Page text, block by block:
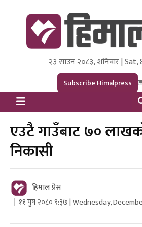
Himal Press
Dot NewsyNepal Media and
२३ साउन २०८३, शनिबार |
Subscribe Himalpress
एउटै गाउँबाट ७०
निकासी
हिमाल प्रेस
११ पुष २०८० ९:३७ | Wednesday,